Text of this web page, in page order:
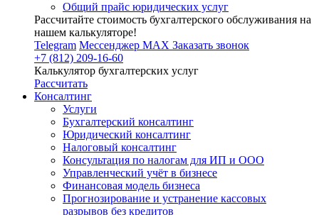
Общий прайс юридических услуг
Рассчитайте стоимость бухгалтерского обслуживания на
нашем калькуляторе!
Telegram Мессенджер MAX Заказать звонок
+7 (812) 209-16-60
Калькулятор бухгалтерских услуг
Рассчитать
Консалтинг
Услуги
Бухгалтерский консалтинг
Юридический консалтинг
Налоговый консалтинг
Консультация по налогам для ИП и ООО
Управленческий учёт в бизнесе
Финансовая модель бизнеса
Прогнозирование и устранение кассовых
разрывов без кредитов